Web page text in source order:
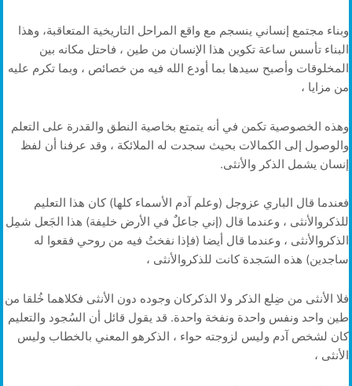
وبناء مجتمع إنساني ينسجم مع واقع المراحل التاريخية المتعاقبة، وهذا
البناء تأسس ساعة تكوين هذا الإنسان من طين ، فاحتل مكانه بين
المخلوقات وأصبح سيدها بما أودع الله فيه من خصائص ، وبما تكرم عليه
من مزايا ،
وهذه الخصوصية تكمن في أنه يتمتع بخاصية النطق والقدرة على التعلم
والوصول إلى الكمالات بحيث سجدت له الملائكة ، وقد عرفنا أن لفظ
إنسان يشمل الذكر والأنثى.
فعندما قال الباري عزوجل (وعلم آدم الأسماء كلها) كان هذا التعليم
للذكروالأنثى ، وعندما قال (إني جاعلٌ في الأرض خليفة) هذا الجَعل شمِل
الذكروالأنثى ، وعندما قال أيضا (فإذا نفختُ فيه من روحي فقعوا له
ساجدين) هذه السَجدة كانت للذكروالأنثى ،
فلا الأنثى من ضِلع الذكر ولا الذكركان وجوده دون الأنثى فكلاهما خُلقا من
طين واحد ونفس واحدة ونفخة واحدة. قد يقول قائل أن السُجود والتعليم
كان لشخص آدم وليس لزوجته حواء ، الذكرهو المعني بالخطاب وليس
الأنثى ،